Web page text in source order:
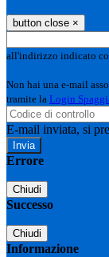
button close ×
all'indirizzo indicato
Non hai una e-mail
tramite la Login
E-mail inviata, si
Errore
Chiudi
Successo
Chiudi
Informazione